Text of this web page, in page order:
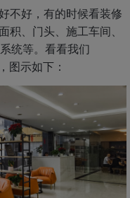
不好，有的时候看装修
、门头、施工车间、
统等。看看我们
图示如下：